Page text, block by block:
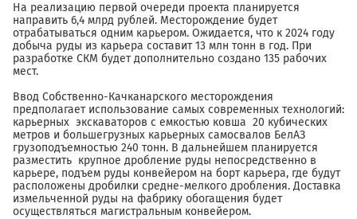
На реализацию первой очереди проекта планируется
направить 6,4 млрд рублей. Месторождение будет
отрабатываться одним карьером. Ожидается, что к 2024 году
добыча руды из карьера составит 13 млн тонн в год. При
разработке СКМ будет дополнительно создано 135 рабочих
мест.
Ввод Собственно-Качканарского месторождения
предполагает использование самых современных технологий:
карьерных экскаваторов с емкостью ковша 20 кубических
метров и большегрузных карьерных самосвалов БелАЗ
грузоподъемностью 240 тонн. В дальнейшем планируется
разместить крупное дробление руды непосредственно в
карьере, подъем руды конвейером на борт карьера, где будут
расположены дробилки средне-мелкого дробления. Доставка
измельченной руды на фабрику обогащения будет
осуществляться магистральным конвейером.